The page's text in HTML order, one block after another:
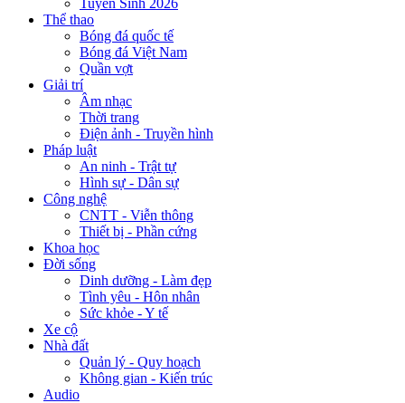
Tuyển Sinh 2026
Thể thao
Bóng đá quốc tế
Bóng đá Việt Nam
Quần vợt
Giải trí
Âm nhạc
Thời trang
Điện ảnh - Truyền hình
Pháp luật
An ninh - Trật tự
Hình sự - Dân sự
Công nghệ
CNTT - Viễn thông
Thiết bị - Phần cứng
Khoa học
Đời sống
Dinh dưỡng - Làm đẹp
Tình yêu - Hôn nhân
Sức khỏe - Y tế
Xe cộ
Nhà đất
Quản lý - Quy hoạch
Không gian - Kiến trúc
Audio